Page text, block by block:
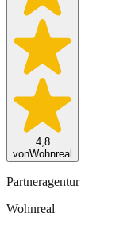
4,8
vonWohnreal
Partneragentur
Wohnreal